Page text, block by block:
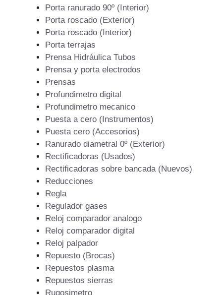
Porta ranurado 90º (Interior)
Porta roscado (Exterior)
Porta roscado (Interior)
Porta terrajas
Prensa Hidráulica Tubos
Prensa y porta electrodos
Prensas
Profundimetro digital
Profundimetro mecanico
Puesta a cero (Instrumentos)
Puesta cero (Accesorios)
Ranurado diametral 0º (Exterior)
Rectificadoras (Usados)
Rectificadoras sobre bancada (Nuevos)
Reducciones
Regla
Regulador gases
Reloj comparador analogo
Reloj comparador digital
Reloj palpador
Repuesto (Brocas)
Repuestos plasma
Repuestos sierras
Rugosimetro